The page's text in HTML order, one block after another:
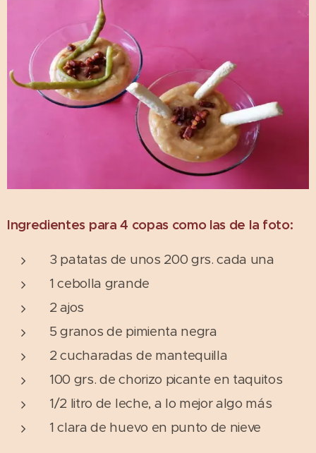
Ingredientes para 4 copas como las de la foto:
3 patatas de unos 200 grs. cada una
1 cebolla grande
2 ajos
5 granos de pimienta negra
2 cucharadas de mantequilla
100 grs. de chorizo picante en taquitos
1/2 litro de leche, a lo mejor algo más
1 clara de huevo en punto de nieve